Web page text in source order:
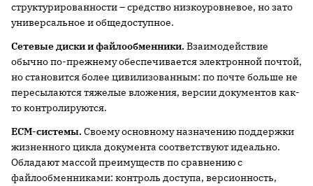
структурированности – средство низкоуровневое, но зато
универсальное и общедоступное.
Сетевые диски и файлообменники. Взаимодействие
обычно по-прежнему обеспечивается электронной почтой,
но становится более цивилизованным: по почте больше не
пересылаются тяжелые вложения, версии документов как-
то контролируются.
ECM-системы. Своему основному назначению поддержки
жизненного цикла документа соответствуют идеально.
Обладают массой преимуществ по сравнению с
файлообменниками: контроль доступа, версионность,